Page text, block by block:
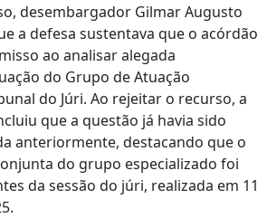
desembargador Gilmar Augusto
a defesa sustentava que o acórdão
ao analisar alegada
do Grupo de Atuação
do Júri. Ao rejeitar o recurso, a
que a questão já havia sido
anteriormente, destacando que o
do grupo especializado foi
da sessão do júri, realizada em 11